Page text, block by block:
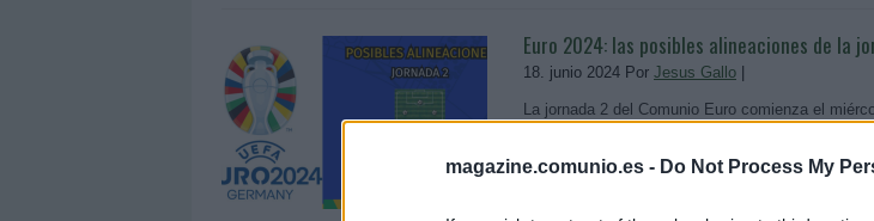
magazine.comunio.es - Do Not Process My
Euro 2024: las posibles alineaciones de la
18. junio 2024 Por Jesus Gallo
La jornada 2 del Comunio Euro comienza el
alineaciones de las 24 selecciones participantes
jornada de la fase de grupos.